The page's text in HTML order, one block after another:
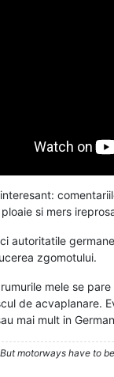
si mers
autoritatile
zgomotului.
mele se
de acvaplanare.
mai mult in
motorways have to